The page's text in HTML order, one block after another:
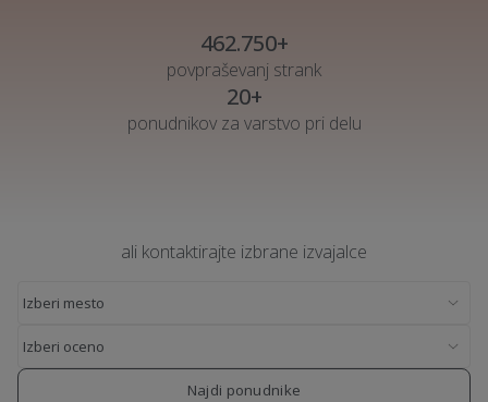
462.750+
povpraševanj strank
20+
ponudnikov za varstvo pri delu
ali kontaktirajte izbrane izvajalce
Najdi ponudnike